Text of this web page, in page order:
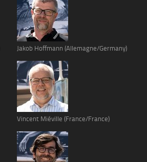
Jakob Hoffmann (Allemagne/Germany)
Vincent Miéville (France/France)